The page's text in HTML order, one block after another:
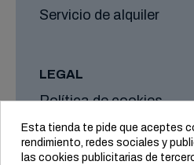
Servicio de alquiler
LEGAL
Política de cookies
Aviso legal
Formas de envío y
Esta tienda te pide que aceptes
rendimiento, redes sociales y
las cookies publicitarias de